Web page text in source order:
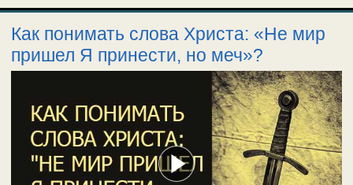
Как понимать слова Христа: «Не мир
пришел Я принести, но меч»?